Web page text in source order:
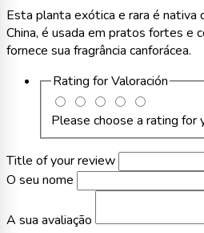
Esta planta exótica e rara é nativa
China, é usada em pratos fortes e
fornece sua fragrância canforácea.
Rating forValoración
Please choose a rating for
Title of your review
O seu nome
A sua avaliação